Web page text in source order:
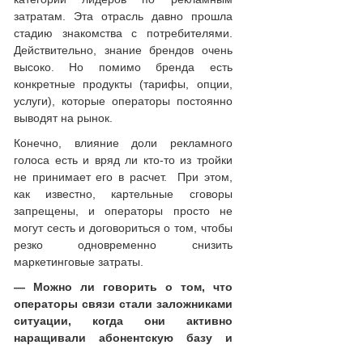
затратам. Эта отрасль давно прошла
стадию знакомства с потребителями.
Действительно, знание брендов очень
высоко. Но помимо бренда есть
конкретные продукты (тарифы, опции,
услуги), которые операторы постоянно
выводят на рынок.
Конечно, влияние доли рекламного
голоса есть и вряд ли кто-то из тройки
не принимает его в расчет. При этом,
как известно, картельные сговоры
запрещены, и операторы просто не
могут сесть и договориться о том, чтобы
резко одновременно снизить
маркетинговые затраты.
— Можно ли говорить о том, что
операторы связи стали заложниками
ситуации, когда они активно
наращивали абонентскую базу и